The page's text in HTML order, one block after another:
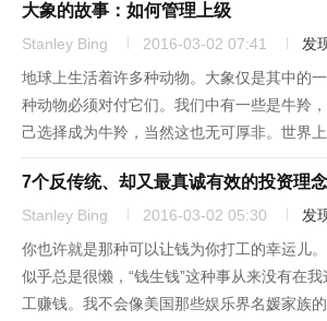
脸背后，只是肩膀上的一个金属物体，当然他
的肩膀。但...
大象的故事：如何管理上级
Stanley Bing 2016-03-02 07:41
发
地球上生活着许多种动物。大象仅是其中的
种动物必须对付它们。我们中有一些是牛羚
己选择成为牛羚，当然这也无可厚非。世界上
小小的牛科动物（它们的午餐通常是蔬菜）
动物构成威胁。祝它们好运！我们中还有一些
知，即便是面...
7个反传统、却又最真诚有效的投资理念
Stanley Bing 2016-03-02 05:30
发
你也许就是那种可以让钱为你打工的幸运儿
似乎总是很懒，“钱生钱”这种事从来没有在
工赚钱。我不会像美国那些娱乐界名媛家族